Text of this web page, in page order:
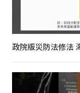
政院版災防法修法